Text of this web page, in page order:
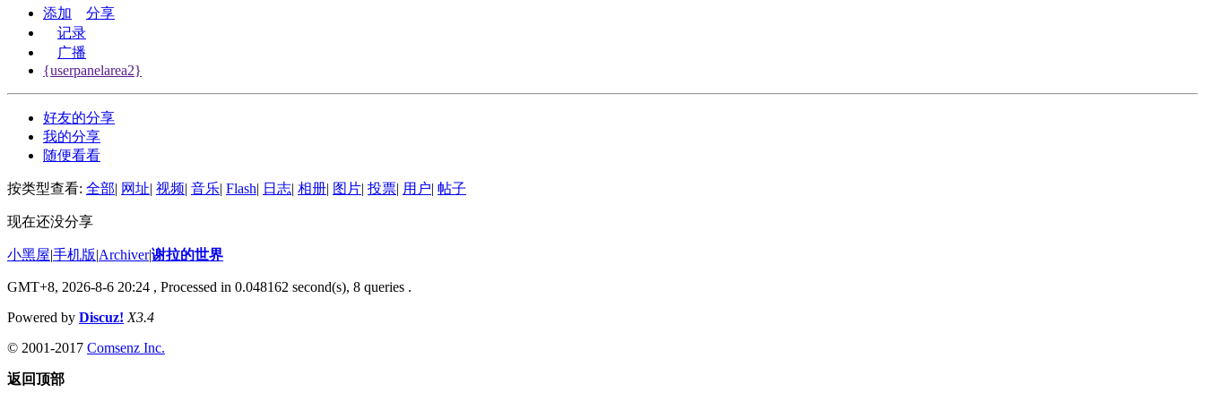
添加
分享
记录
广播
{userpanelarea2}
好友的分享
我的分享
随便看看
按类型查看: 全部| 网址| 视频| 音乐| Flash| 日志| 相册| 图片| 投票| 用户| 帖子
现在还没分享
小黑屋|手机版|Archiver|谢拉的世界
GMT+8, 2026-8-6 20:24 , Processed in 0.048162 second(s), 8 queries .
Powered by Discuz! X3.4
© 2001-2017 Comsenz Inc.
返回顶部